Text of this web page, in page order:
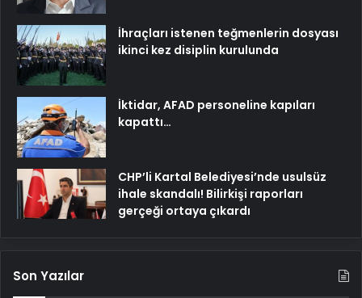
İhraçları istenen teğmenlerin dosyası
ikinci kez disiplin kurulunda
İktidar, AFAD personeline kapıları
kapattı…
CHP’li Kartal Belediyesi’nde usulsüz
ihale skandalı! Bilirkişi raporları
gerçeği ortaya çıkardı
Son Yazılar